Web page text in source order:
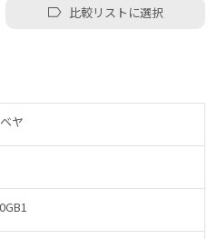
比較リストに選択
ヤ